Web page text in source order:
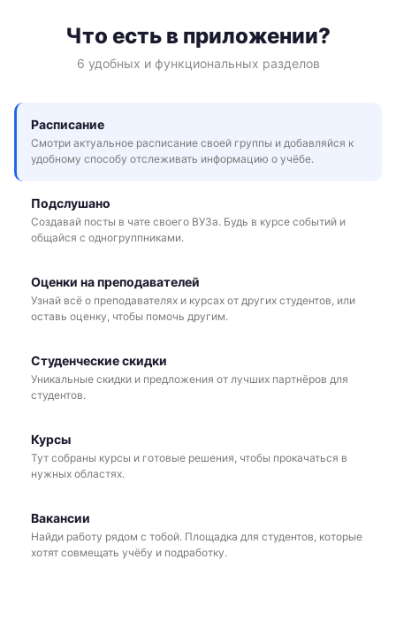
Что есть в приложении?
6 удобных и функциональных разделов
Расписание
Смотри актуальное расписание своей группы и добавляйся к
удобному способу отслеживать информацию о учёбе.
Подслушано
Создавай посты в чате своего ВУЗа. Будь в курсе событий и
общайся с одногруппниками.
Оценки на преподавателей
Узнай всё о преподавателях и курсах от других студентов, или
оставь оценку, чтобы помочь другим.
Студенческие скидки
Уникальные скидки и предложения от лучших партнёров для
студентов.
Курсы
Тут собраны курсы и готовые решения, чтобы прокачаться в
нужных областях.
Вакансии
Найди работу рядом с тобой. Площадка для студентов, которые
хотят совмещать учёбу и подработку.